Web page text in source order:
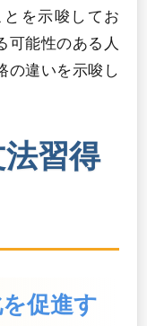
を示唆してお
可能性のある人
の違いを示唆し
習得
促進す